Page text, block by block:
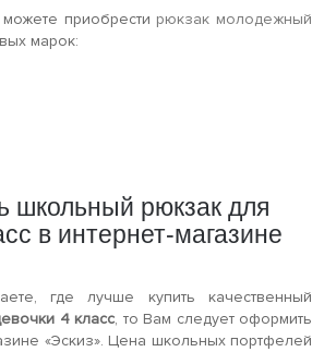
приобрести рюкзак молодежный
марок:
школьный рюкзак для
в интернет-магазине
где лучше купить качественный
4 класс, то Вам следует оформить
«Эскиз». Цена школьных портфелей